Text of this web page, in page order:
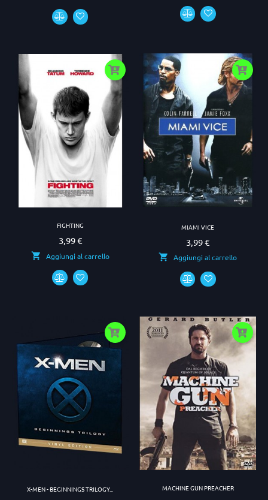
FIGHTING
Prezzo
3,99 €
Aggiungi al carrello
MIAMI VICE
Prezzo
3,99 €
Aggiungi al carrello
X-MEN - BEGINNINGS TRILOGY... MACHINE GUN PREACHER